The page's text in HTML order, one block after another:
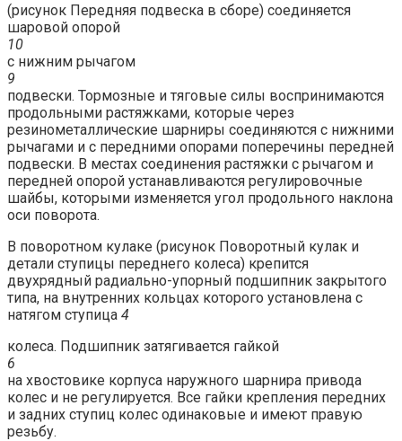
(рисунок Передняя подвеска в сборе) соединяется
шаровой опорой
10
с нижним рычагом
9
подвески. Тормозные и тяговые силы воспринимаются
продольными растяжками, которые через
резинометаллические шарниры соединяются с нижними
рычагами и с передними опорами поперечины передней
подвески. В местах соединения растяжки с рычагом и
передней опорой устанавливаются регулировочные
шайбы, которыми изменяется угол продольного наклона
оси поворота.
В поворотном кулаке (рисунок Поворотный кулак и
детали ступицы переднего колеса) крепится
двухрядный радиально-упорный подшипник закрытого
типа, на внутренних кольцах которого установлена с
натягом ступица 4
колеса. Подшипник затягивается гайкой
6
на хвостовике корпуса наружного шарнира привода
колес и не регулируется. Все гайки крепления передних
и задних ступиц колес одинаковые и имеют правую
резьбу.